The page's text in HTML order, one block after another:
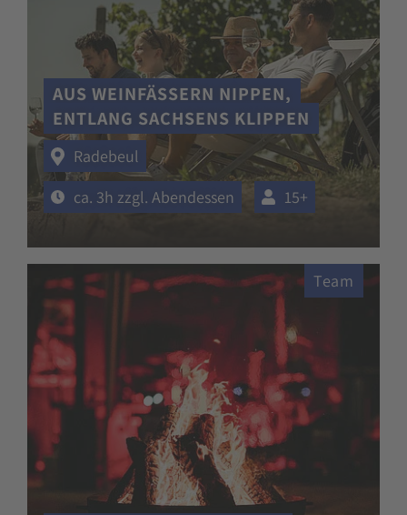
AUS WEINFÄSSERN NIPPEN,
ENTLANG SACHSENS KLIPPEN
Radebeul
ca. 3h zzgl. Abendessen
15+
Team